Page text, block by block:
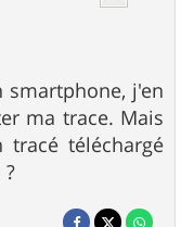
smartphone, j'en
ma trace. Mais
téléchargé